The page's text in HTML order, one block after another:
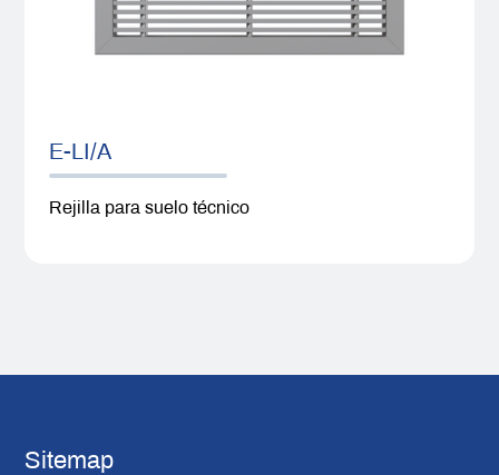
E-LI/A
Rejilla para suelo técnico
Sitemap